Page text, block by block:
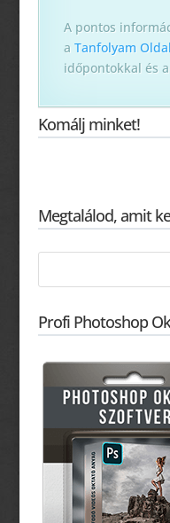
A pontos
a Tanfolyam
időpontokkal és
Komálj minket!
Megtalálod, amit
Profi Photoshop